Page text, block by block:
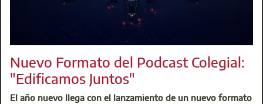
Centro de Atención Integral (CAI)
t: 91 701 45 00
@: buzoninfo@aparejadoresmadrid.es
Nuevo Formato del Podcast Colegial:
"Edificamos Juntos"
El año nuevo llega con el lanzamiento de un nuevo formato